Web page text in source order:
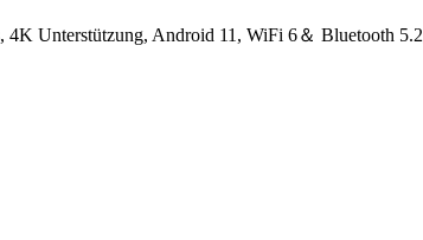
Unterstützung, Android 11, WiFi 6＆ Bluetooth